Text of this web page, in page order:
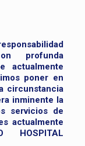
profunda
actualmente
poner en
circunstancia
inminente la
servicios de
actualmente